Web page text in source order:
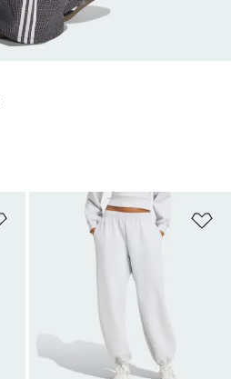
Pridať do zoznamu želaných